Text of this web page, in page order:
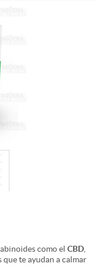
como el CBD
te ayudan a calmar